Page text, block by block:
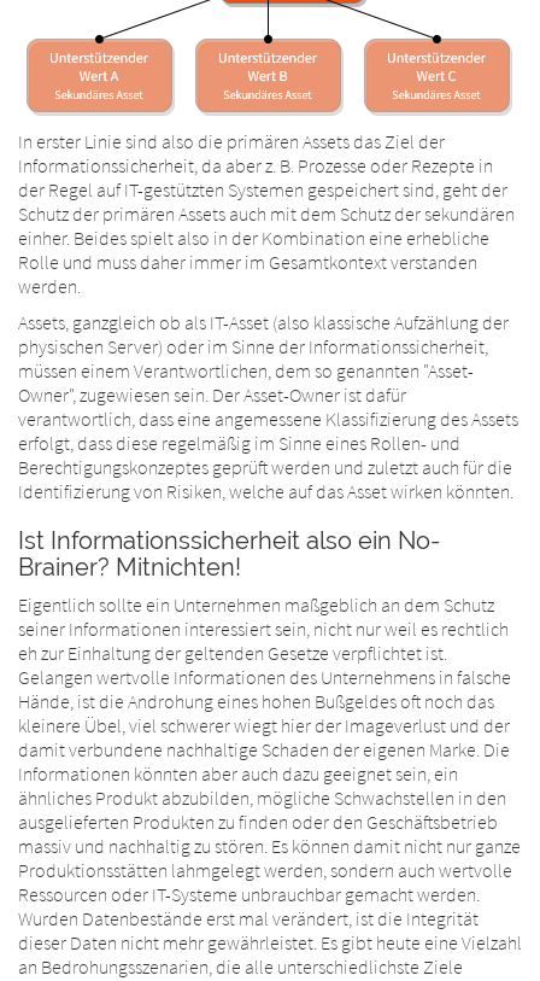
In erster Linie sind also die primären Assets das Ziel der
Informationssicherheit, da aber z. B. Prozesse oder Rezepte in
der Regel auf IT-gestützten Systemen gespeichert sind, geht der
Schutz der primären Assets auch mit dem Schutz der sekundären
einher. Beides spielt also in der Kombination eine erhebliche
Rolle und muss daher immer im Gesamtkontext verstanden
werden.
Assets, ganzgleich ob als IT-Asset (also klassische Aufzählung der
physischen Server) oder im Sinne der Informationssicherheit,
müssen einem Verantwortlichen, dem so genannten "Asset-
Owner", zugewiesen sein. Der Asset-Owner ist dafür
verantwortlich, dass eine angemessene Klassifizierung des Assets
erfolgt, dass diese regelmäßig im Sinne eines Rollen- und
Berechtigungskonzeptes geprüft werden und zuletzt auch für die
Identifizierung von Risiken, welche auf das Asset wirken könnten.
Ist ‌Informationssicherheit also ein No-
Brainer? Mitnichten!
Eigentlich sollte ein Unternehmen maßgeblich an dem Schutz
seiner Informationen interessiert sein, nicht nur weil es rechtlich
eh zur Einhaltung der geltenden Gesetze verpflichtet ist.
Gelangen wertvolle Informationen des Unternehmens in falsche
Hände, ist die Androhung eines hohen Bußgeldes oft noch das
kleinere Übel, viel schwerer wiegt hier der Imageverlust und der
damit verbundene nachhaltige Schaden der eigenen Marke. Die
Informationen könnten aber auch dazu geeignet sein, ein
ähnliches Produkt abzubilden, mögliche Schwachstellen in den
ausgelieferten Produkten zu finden oder den Geschäftsbetrieb
massiv und nachhaltig zu stören. Es können damit nicht nur ganze
Produktionsstätten lahmgelegt werden, sondern auch wertvolle
Ressourcen oder IT-Systeme unbrauchbar gemacht werden.
Wurden Datenbestände erst mal verändert, ist die Integrität
dieser Daten nicht mehr gewährleistet. Es gibt heute eine Vielzahl
an Bedrohungsszenarien, die alle unterschiedlichste Ziele